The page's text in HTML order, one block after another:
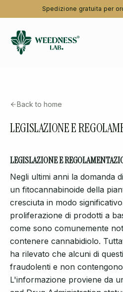
Spedizione gratuita per
Back to home
LEGISLAZIONE E
LEGISLAZIONE E
Negli ultimi anni la domanda
un fitocannabinoide della
cresciuta in modo
proliferazione di prodotti a
come sono comunemente
contenere cannabidiolo.
ha rilevato che alcuni di
fraudolenti e non
L'informazione proviene da